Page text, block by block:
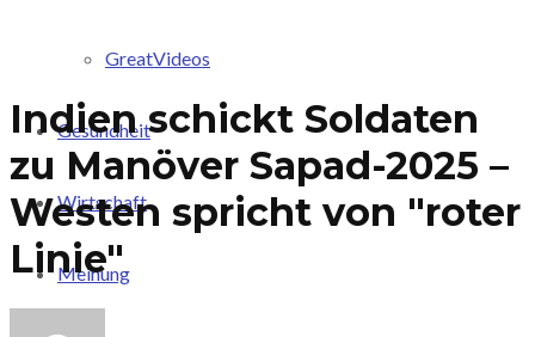
GreatVideos
Gesundheit
Wirtschaft
Meinung
Indien schickt Soldaten
zu Manöver Sapad-2025 –
Westen spricht von "roter
Linie"